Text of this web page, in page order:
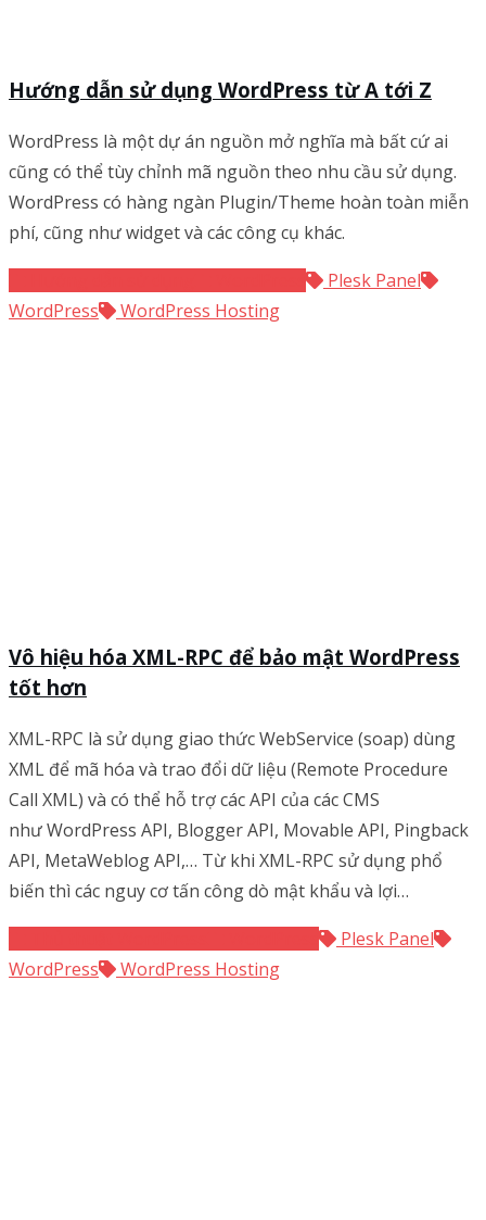
Hướng dẫn sử dụng WordPress từ A tới Z
WordPress là một dự án nguồn mở nghĩa mà bất cứ ai
cũng có thể tùy chỉnh mã nguồn theo nhu cầu sử dụng.
WordPress có hàng ngàn Plugin/Theme hoàn toàn miễn
phí, cũng như widget và các công cụ khác.
Plesk Panel
WordPress
WordPress Hosting
Vô hiệu hóa XML-RPC để bảo mật WordPress
tốt hơn
XML-RPC là sử dụng giao thức WebService (soap) dùng
XML để mã hóa và trao đổi dữ liệu (Remote Procedure
Call XML) và có thể hỗ trợ các API của các CMS
như WordPress API, Blogger API, Movable API, Pingback
API, MetaWeblog API,… Từ khi XML-RPC sử dụng phổ
biến thì các nguy cơ tấn công dò mật khẩu và lợi…
Plesk Panel
WordPress
WordPress Hosting